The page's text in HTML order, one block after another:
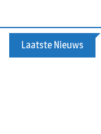
Laatste Nieuws